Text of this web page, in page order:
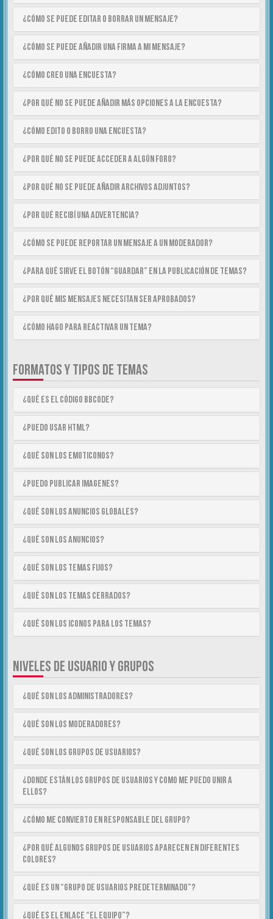
¿Cómo se puede editar o borrar un mensaje?
¿Cómo se puede añadir una firma a mi mensaje?
¿Cómo creo una encuesta?
¿Por qué no se puede añadir más opciones a la encuesta?
¿Cómo edito o borro una encuesta?
¿Por qué no se puede acceder a algún foro?
¿Por qué no se puede añadir archivos adjuntos?
¿Por qué recibí una advertencia?
¿Cómo se puede reportar un mensaje a un moderador?
¿Para qué sirve el botón “Guardar” en la publicación de temas?
¿Por qué mis mensajes necesitan ser aprobados?
¿Cómo hago para reactivar un tema?
FORMATOS Y TIPOS DE TEMAS
¿Qué es el código BBCode?
¿Puedo usar HTML?
¿Qué son los emoticonos?
¿Puedo publicar imagenes?
¿Qué son los anuncios globales?
¿Qué son los anuncios?
¿Qué son los temas fijos?
¿Qué son los temas cerrados?
¿Qué son los iconos para los temas?
NIVELES DE USUARIO Y GRUPOS
¿Qué son los Administradores?
¿Qué son los Moderadores?
¿Qué son los Grupos de Usuarios?
¿Donde están los Grupos de Usuarios y como me puedo unir a
ellos?
¿Cómo me convierto en Responsable del Grupo?
¿Por qué algunos Grupos de Usuarios aparecen en diferentes
colores?
¿Qué es un “Grupo de Usuarios predeterminado”?
¿Qué es el enlace “El equipo”?